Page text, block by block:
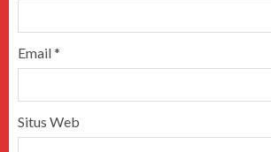
Email*
Situs Web